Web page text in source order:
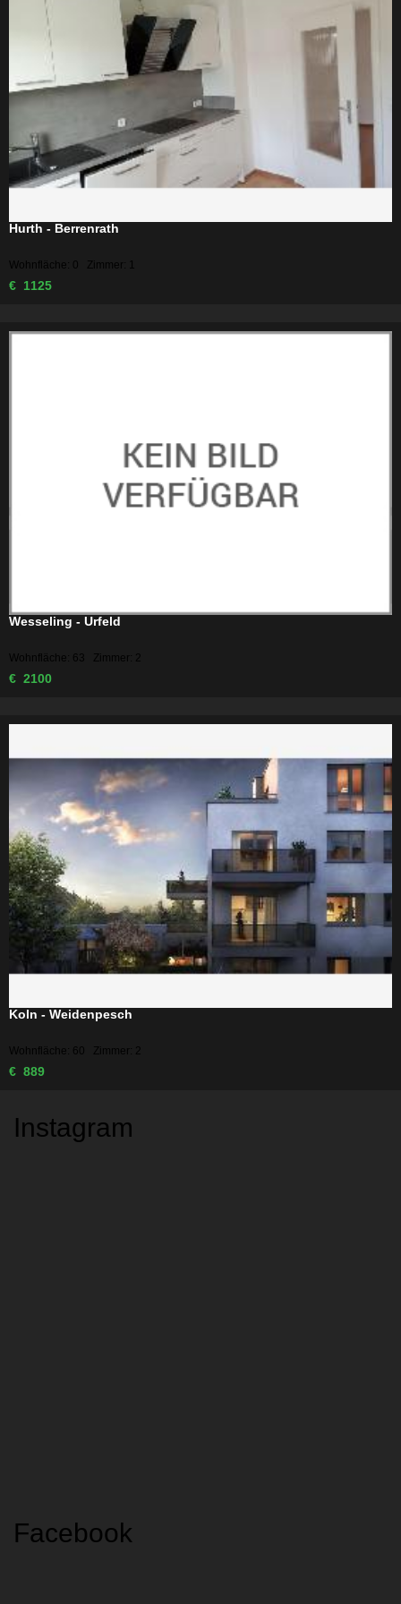
Hurth - Berrenrath
Wohnfläche: 0 Zimmer: 1
€ 1125
Wesseling - Urfeld
Wohnfläche: 63 Zimmer: 2
€ 2100
Koln - Weidenpesch
Wohnfläche: 60 Zimmer: 2
€ 889
Instagram
Facebook